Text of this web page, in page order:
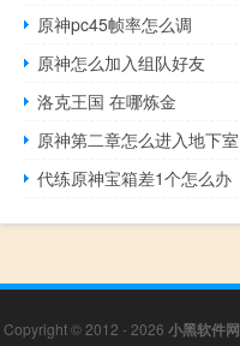
原神pc45帧率怎么调
原神怎么加入组队好友
洛克王国 在哪炼金
原神第二章怎么进入地下室
代练原神宝箱差1个怎么办
Copyright © 2012 - 2026 小黑软件网